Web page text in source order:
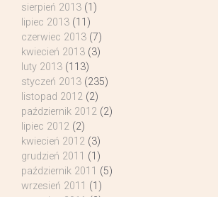
sierpień 2013 (1)
lipiec 2013 (11)
czerwiec 2013 (7)
kwiecień 2013 (3)
luty 2013 (113)
styczeń 2013 (235)
listopad 2012 (2)
październik 2012 (2)
lipiec 2012 (2)
kwiecień 2012 (3)
grudzień 2011 (1)
październik 2011 (5)
wrzesień 2011 (1)